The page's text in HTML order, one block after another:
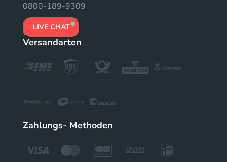
0800-189-9309
LIVE CHAT
Versandarten
Zahlungs- Methoden